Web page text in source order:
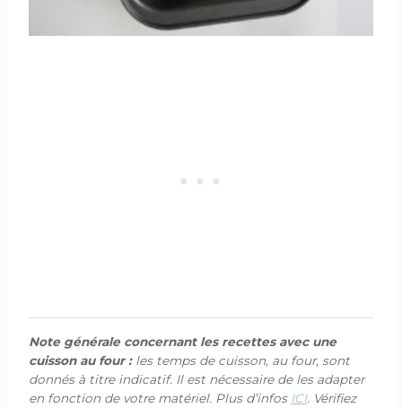
Note générale concernant les recettes avec une
cuisson au four :les temps de cuisson, au four, sont
donnés à titre indicatif. Il est nécessaire de les adapter
en fonction de votre matériel. Plus d’infos ICI. Vérifiez